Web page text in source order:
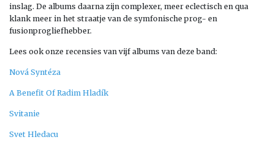
inslag. De albums daarna zijn complexer, meer eclectisch en qua
klank meer in het straatje van de symfonische prog- en
fusionprogliefhebber.
Lees ook onze recensies van vijf albums van deze band:
Nová Syntéza
A Benefit Of Radim Hladík
Svitanie
Svet Hledacu